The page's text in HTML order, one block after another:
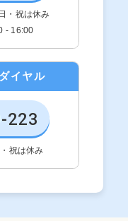
・祝は休み
- 16:00
イヤル
223
祝は休み